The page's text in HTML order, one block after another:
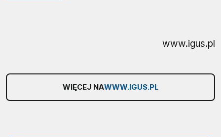
www.igus.pl
WIĘCEJ NAWWW.IGUS.PL